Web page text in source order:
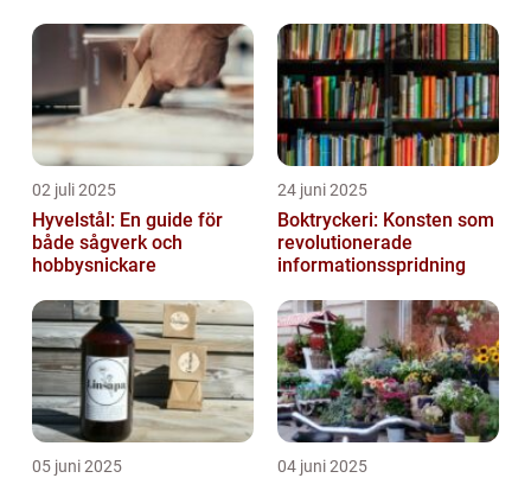
02 juli 2025
Hyvelstål: En guide för
både sågverk och
hobbysnickare
24 juni 2025
Boktryckeri: Konsten som
revolutionerade
informationsspridning
05 juni 2025 04 juni 2025